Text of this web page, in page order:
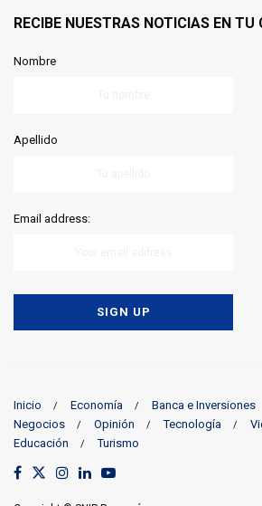
RECIBE NUESTRAS NOTICIAS EN TU
Nombre
Apellido
Email address:
Inicio Economía Banca e Inversiones
Negocios
Opinión Tecnología
Educación
Turismo